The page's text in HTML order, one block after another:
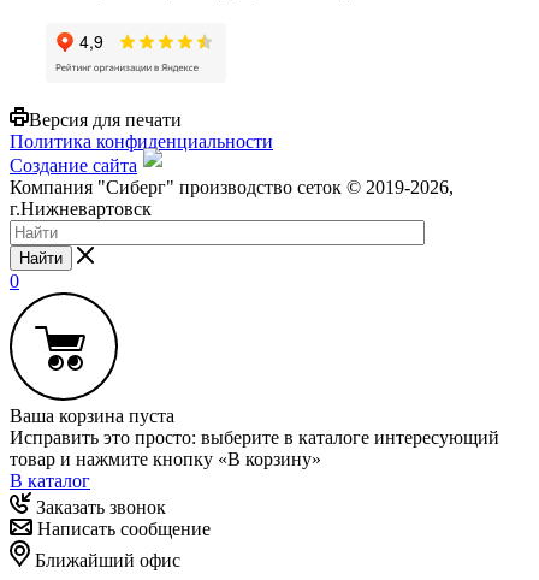
Версия для печати
Политика конфиденциальности
Создание сайта
Компания "Сиберг" производство сеток © 2019-2026,
г.Нижневартовск
Найти
0
Ваша корзина пуста
Исправить это просто: выберите в каталоге интересующий
товар и нажмите кнопку «В корзину»
В каталог
Заказать звонок
Написать сообщение
Ближайший офис